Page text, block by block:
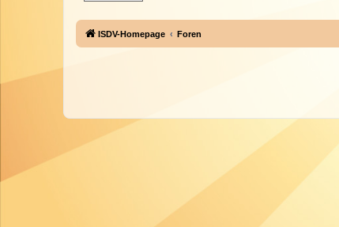
ISDV-Homepage Foren